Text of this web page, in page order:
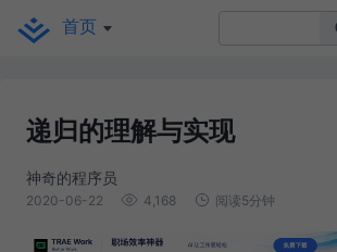
首页
递归的理解与实现
神奇的程序员
2020-06-22 4,168 阅读5分钟